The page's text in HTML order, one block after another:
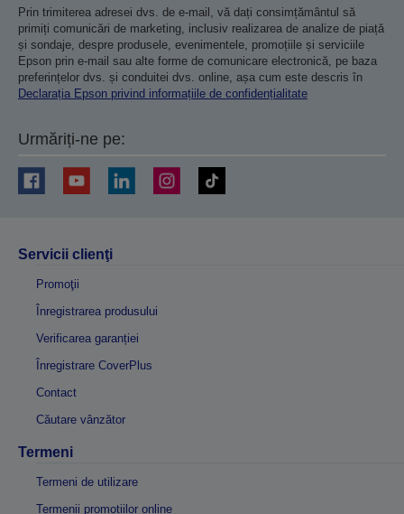
Prin trimiterea adresei dvs. de e-mail, vă dați consimțământul să
primiți comunicări de marketing, inclusiv realizarea de analize de piață
și sondaje, despre produsele, evenimentele, promoțiile și serviciile
Epson prin e-mail sau alte forme de comunicare electronică, pe baza
preferințelor dvs. și conduitei dvs. online, așa cum este descris în
Declarația Epson privind informațiile de confidențialitate
Urmăriți-ne pe:
Servicii clienţi
Promoţii
Înregistrarea produsului
Verificarea garanției
Înregistrare CoverPlus
Contact
Căutare vânzător
Termeni
Termeni de utilizare
Termenii promoțiilor online